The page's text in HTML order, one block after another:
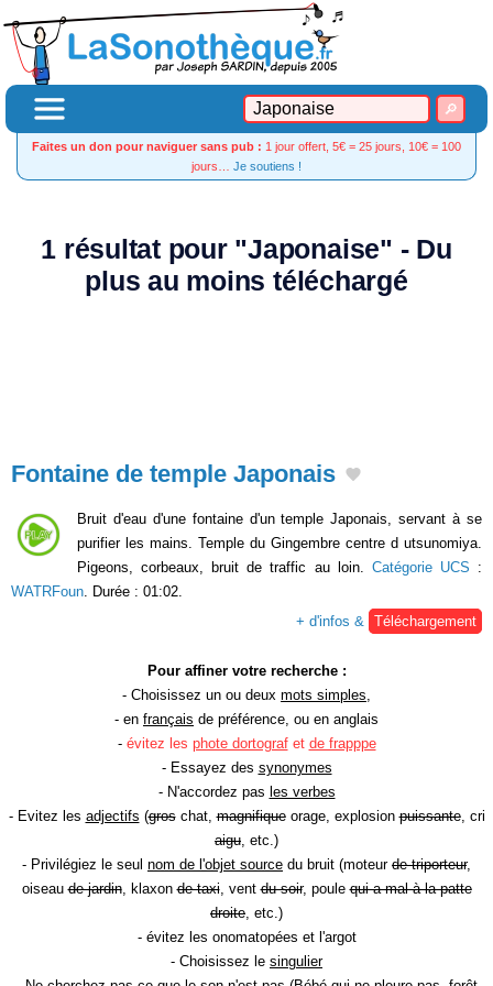
Faites un don pour naviguer sans pub : 1 jour offert, 5€ = 25 jours, 10€ = 100
jours… Je soutiens !
1 résultat pour "Japonaise" - Du
plus au moins téléchargé
Fontaine de temple Japonais
Bruit d'eau d'une fontaine d'un temple Japonais, servant à se
purifier les mains. Temple du Gingembre centre d utsunomiya.
Pigeons, corbeaux, bruit de traffic au loin. Catégorie UCS :
WATRFoun . Durée : 01:02.
+ d'infos &
Téléchargement
Pour affiner votre recherche :
- Choisissez un ou deux mots simples
- en français de préférence, ou en anglais
- évitez les phote dortografet de frapppe
- Essayez des synonymes
- N'accordez pas les verbes
- Evitez les adjectifs (groschat,magnifiqueorage, explosionpuissante, cri
aigu , etc.)
- Privilégiez le seul nom de l'objet source du bruit (moteur de triporteur,
oiseaude jardin, klaxonde taxi, ventdu soir, poulequi a mal à la patte
droite , etc.)
- évitez les onomatopées et l'argot
- Choisissez le singulier